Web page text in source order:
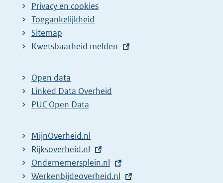
Privacy en cookies
Toegankelijkheid
Sitemap
E
t
e
r
l
i
n
k
Kwetsbaarheid melden
Open data
Linked Data Overheid
PUC Open Data
MijnOverheid.nl
E
x
t
Rijksoverheid.nl
E
x
Ondernemersplein.nl
E
Werkenbijdeoverheid.nl